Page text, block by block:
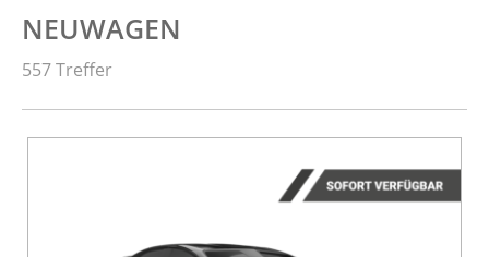
NEUWAGEN
557 Treffer